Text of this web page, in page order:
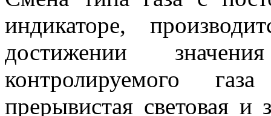
индикаторе,
достижении
контролируемого
прерывистая световая и